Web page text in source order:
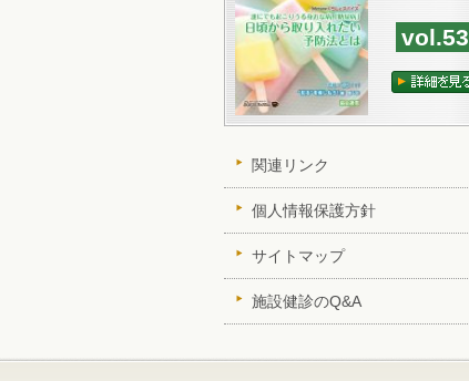
vol.53
関連リンク
個人情報保護方針
サイトマップ
施設健診のQ&A